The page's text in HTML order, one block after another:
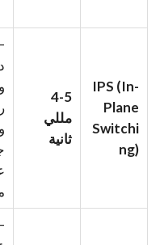
IPS (In-
Plane
Switchi
ng)
4-5
مللي
ثانية